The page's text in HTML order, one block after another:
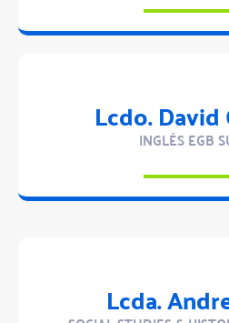
Lcdo.
INGLÉS EGB
Lcda.